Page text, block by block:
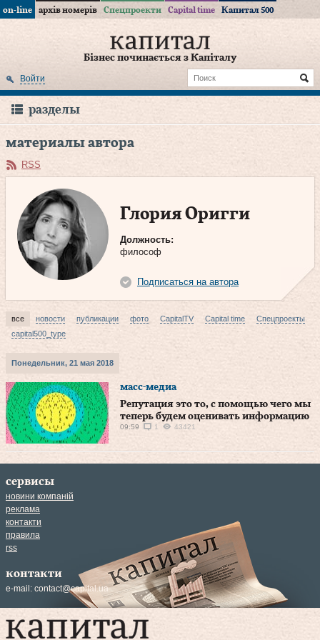
on-line архів номерів Спецпроекти Capital time Капитал 500
Бізнес починається з Капіталу
Войти
разделы
материалы автора
RSS
Глория Оригги
Должность:
философ
Подписаться на автора
все новости публикации фото CapitalTV Capital time
Спецпроекты
capital500_type
Понедельник, 21 мая 2018
масс-медиа
Репутация это то, с помощью чего мы
теперь будем оценивать информацию
09:59 1 43421
сервисы
новини компаній
реклама
контакти
правила
rss
контакти
e-mail: contact@capital.ua